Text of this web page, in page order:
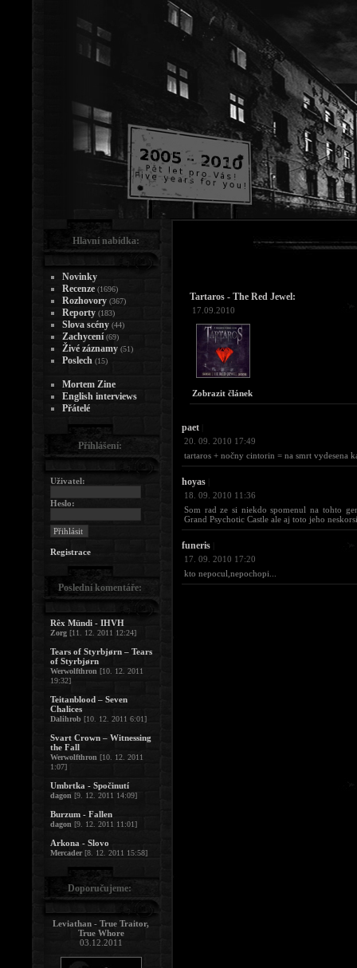
Tartaros - The Red Jewel:
17.09.2010
Zobrazit článek
paet
20. 09. 2010 17:49
tartaros + nočny cintorin = na smrt vydesena
hoyas
18. 09. 2010 11:36
Som rad ze si niekdo spomenul na tohto
Grand Psychotic Castle ale aj toto jeho
funeris
17. 09. 2010 17:20
kto nepocul,nepochopi...
Hlavní nabídka:
Novinky
Recenze (1696)
Rozhovory (367)
Reporty (183)
Slova scény (44)
Zachycení (69)
Živé záznamy (51)
Poslech (15)
Mortem Zine
English interviews
Přátelé
Přihlášení:
Uživatel:
Heslo:
Registrace
Poslední komentáře:
Rêx Mündi - IHVH
Zorg [11. 12. 2011 12:24]
Tears of Styrbjørn – Tears
of Styrbjørn
Werwolfthron [10. 12. 2011
19:32]
Teitanblood – Seven
Chalices
Dalihrob [10. 12. 2011 6:01]
Svart Crown – Witnessing
the Fall
Werwolfthron [10. 12. 2011
1:07]
Umbrtka - Spočinutí
dagon [9. 12. 2011 14:09]
Burzum - Fallen
dagon [9. 12. 2011 11:01]
Arkona - Slovo
Mercader[8. 12. 2011 15:58]
Doporučujeme:
Leviathan - True Traitor,
True Whore
03.12.2011